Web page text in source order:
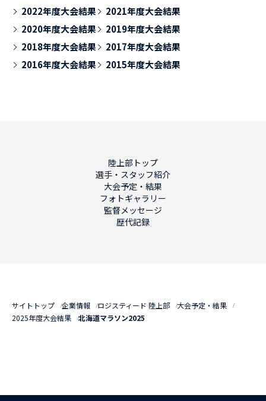
2022年度大会結果
2021年度大会結果
2020年度大会結果
2019年度大会結果
2018年度大会結果
2017年度大会結果
2016年度大会結果
2015年度大会結果
陸上部トップ
選手・スタッフ紹介
大会予定・結果
フォトギャラリー
監督メッセージ
歴代記録
サイトトップ 企業情報 ロジスティード 陸上部
大会予定・結果
2025年度大会結果
北海道マラソン2025